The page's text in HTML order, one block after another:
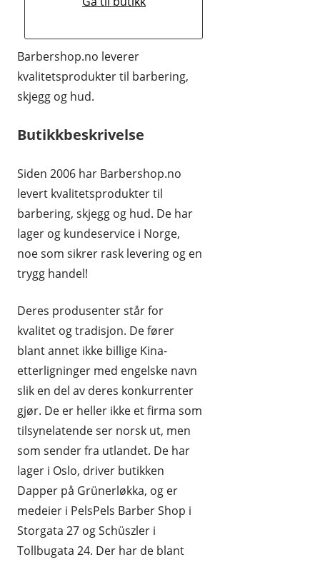
KLÆR OG MOTE
MUSIKK
SPORT OG FRILUFTSLIV
UTENLANDSKE
Barbershop.no leverer
kvalitetsprodukter til barbering,
skjegg og hud.
Butikkbeskrivelse
Siden 2006 har Barbershop.no
levert kvalitetsprodukter til
barbering, skjegg og hud. De har
lager og kundeservice i Norge,
noe som sikrer rask levering og en
trygg handel!
Deres produsenter står for
kvalitet og tradisjon. De fører
blant annet ikke billige Kina-
etterligninger med engelske navn
slik en del av deres konkurrenter
gjør. De er heller ikke et firma som
tilsynelatende ser norsk ut, men
som sender fra utlandet. De har
lager i Oslo, driver butikken
Dapper på Grünerløkka, og er
medeier i PelsPels Barber Shop i
Storgata 27 og Schüszler i
Tollbugata 24. Der har de blant